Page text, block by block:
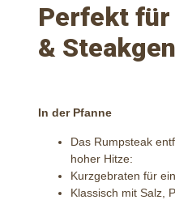
Perfekt für
&
In der Pfanne
Das Rumpsteak
hoher Hitze:
Kurzgebraten für
Klassisch mit Salz,